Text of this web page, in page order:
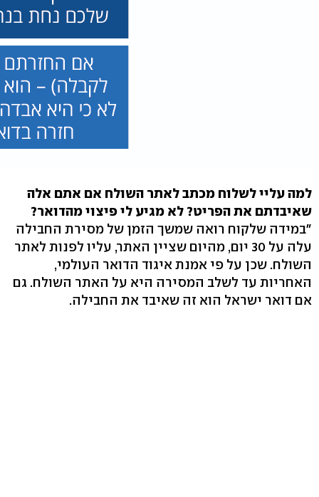
למה עליי לשלוח מכתב לאתר השולח אם אתם אלה
שאיבדתם את הפריט? לא מגיע לי פיצוי מהדואר?
"במידה שלקוח רואה שמשך הזמן של מסירת החבילה
עלה על 30 יום, מהיום שציין האתר, עליו לפנות לאתר
השולח. שכן על פי אמנת איגוד הדואר העולמי,
האחריות עד לשלב המסירה היא על האתר השולח. גם
אם דואר ישראל הוא זה שאיבד את החבילה.